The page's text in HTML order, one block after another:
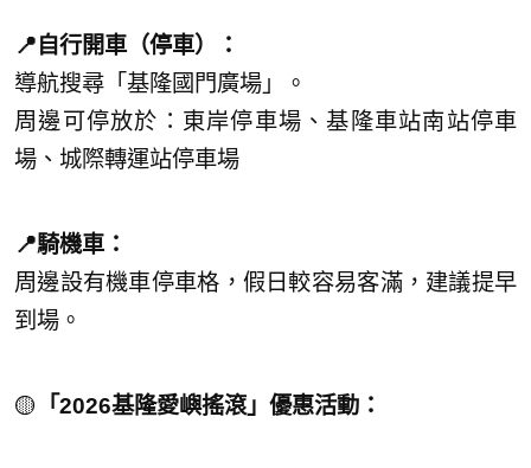
📍自行開車（停車）：
導航搜尋「基隆國門廣場」。
周邊可停放於：東岸停車場、基隆車站南站停車
場、城際轉運站停車場
📍騎機車：
周邊設有機車停車格，假日較容易客滿，建議提早
到場。
🟡 「2026基隆愛嶼搖滾」優惠活動：